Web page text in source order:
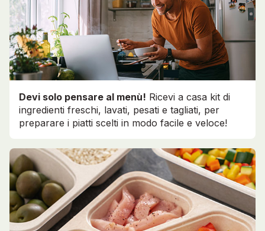
Devi solo pensare al menù! Ricevi a casa kit di
ingredienti freschi, lavati, pesati e tagliati, per
preparare i piatti scelti in modo facile e veloce!